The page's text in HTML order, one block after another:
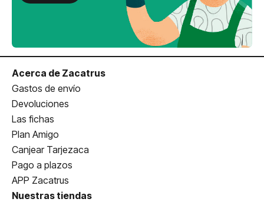
Acerca de Zacatrus
Gastos de envío
Devoluciones
Las fichas
Plan Amigo
Canjear Tarjezaca
Pago a plazos
APP Zacatrus
Nuestras tiendas